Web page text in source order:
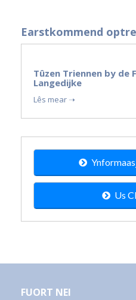
Earstkommend
19
sep
2026
Tûzen Triennen by de
Langedijke
Lês mear ➝
Us
FUORT NEI